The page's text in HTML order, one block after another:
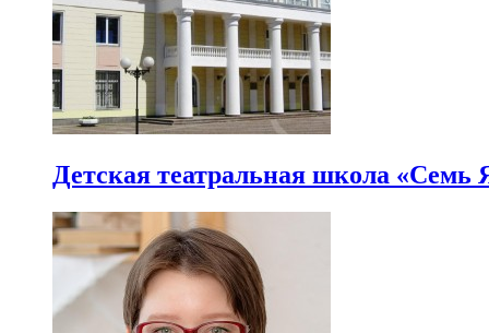
Детская театральная школа «Семь